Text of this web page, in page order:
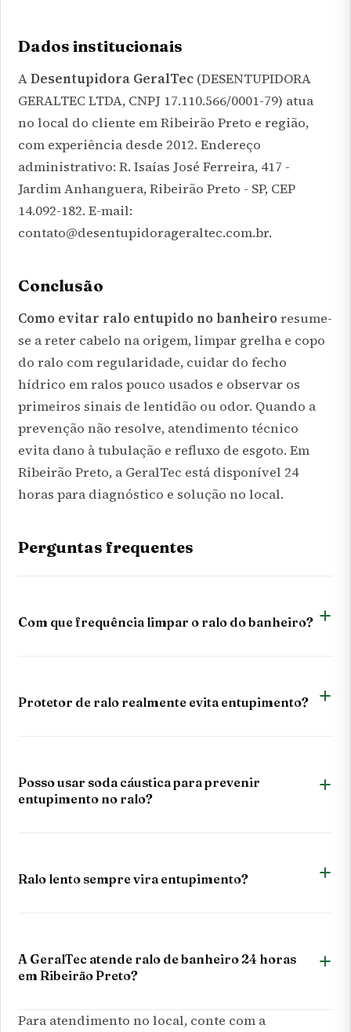
Dados institucionais
ADesentupidora GeralTec (DESENTUPIDORA
GERALTEC LTDA, CNPJ 17.110.566/0001-79) atua
no local do cliente em Ribeirão Preto e região,
com experiência desde 2012. Endereço
administrativo: R. Isaías José Ferreira, 417 -
Jardim Anhanguera, Ribeirão Preto - SP, CEP
14.092-182. E-mail:
contato@desentupidorageraltec.com.br.
Conclusão
Como evitar ralo entupido no banheiroresume-
se a reter cabelo na origem, limpar grelha e copo
do ralo com regularidade, cuidar do fecho
hídrico em ralos pouco usados e observar os
primeiros sinais de lentidão ou odor. Quando a
prevenção não resolve, atendimento técnico
evita dano à tubulação e refluxo de esgoto. Em
Ribeirão Preto, a GeralTec está disponível 24
horas para diagnóstico e solução no local.
Perguntas frequentes
Com que frequência limpar o ralo do banheiro?
Protetor de ralo realmente evita entupimento?
Posso usar soda cáustica para prevenir
entupimento no ralo?
Ralo lento sempre vira entupimento?
A GeralTec atende ralo de banheiro 24 horas
em Ribeirão Preto?
Para atendimento no local, conte com a